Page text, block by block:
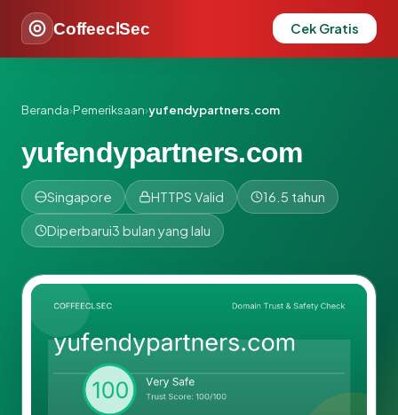
CoffeeclSec Cek Gratis
Beranda›Pemeriksaan›yufendypartners.com
yufendypartners.com
Singapore HTTPS Valid 16.5 tahun
Diperbarui3 bulan yang lalu